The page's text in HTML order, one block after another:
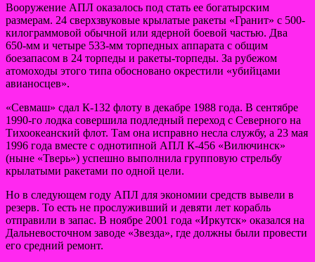
Вооружение АПЛ оказалось под стать ее богатырским
размерам. 24 сверхзвуковые крылатые ракеты «Гранит» с 500-
килограммовой обычной или ядерной боевой частью. Два
650-мм и четыре 533-мм торпедных аппарата с общим
боезапасом в 24 торпеды и ракеты-торпеды. За рубежом
атомоходы этого типа обосновано окрестили «убийцами
авианосцев».
«Севмаш» сдал К-132 флоту в декабре 1988 года. В сентябре
1990-го лодка совершила подледный переход с Северного на
Тихоокеанский флот. Там она исправно несла службу, а 23 мая
1996 года вместе с однотипной АПЛ К-456 «Вилючинск»
(ныне «Тверь») успешно выполнила групповую стрельбу
крылатыми ракетами по одной цели.
Но в следующем году АПЛ для экономии средств вывели в
резерв. То есть не прослуживший и девяти лет корабль
отправили в запас. В ноябре 2001 года «Иркутск» оказался на
Дальневосточном заводе «Звезда», где должны были провести
его средний ремонт.